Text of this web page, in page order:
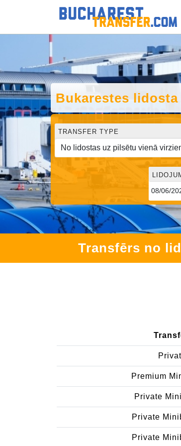
Bukarestes
TRANSFER TYPE
Transfērs no
Premium
Private
Private
Private